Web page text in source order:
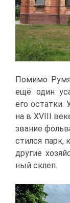
По­ми­мо
ещё один
его остат­ки.
на в XVIII
зва­ние
стил­ся парк,
дру­гие
ный склеп.